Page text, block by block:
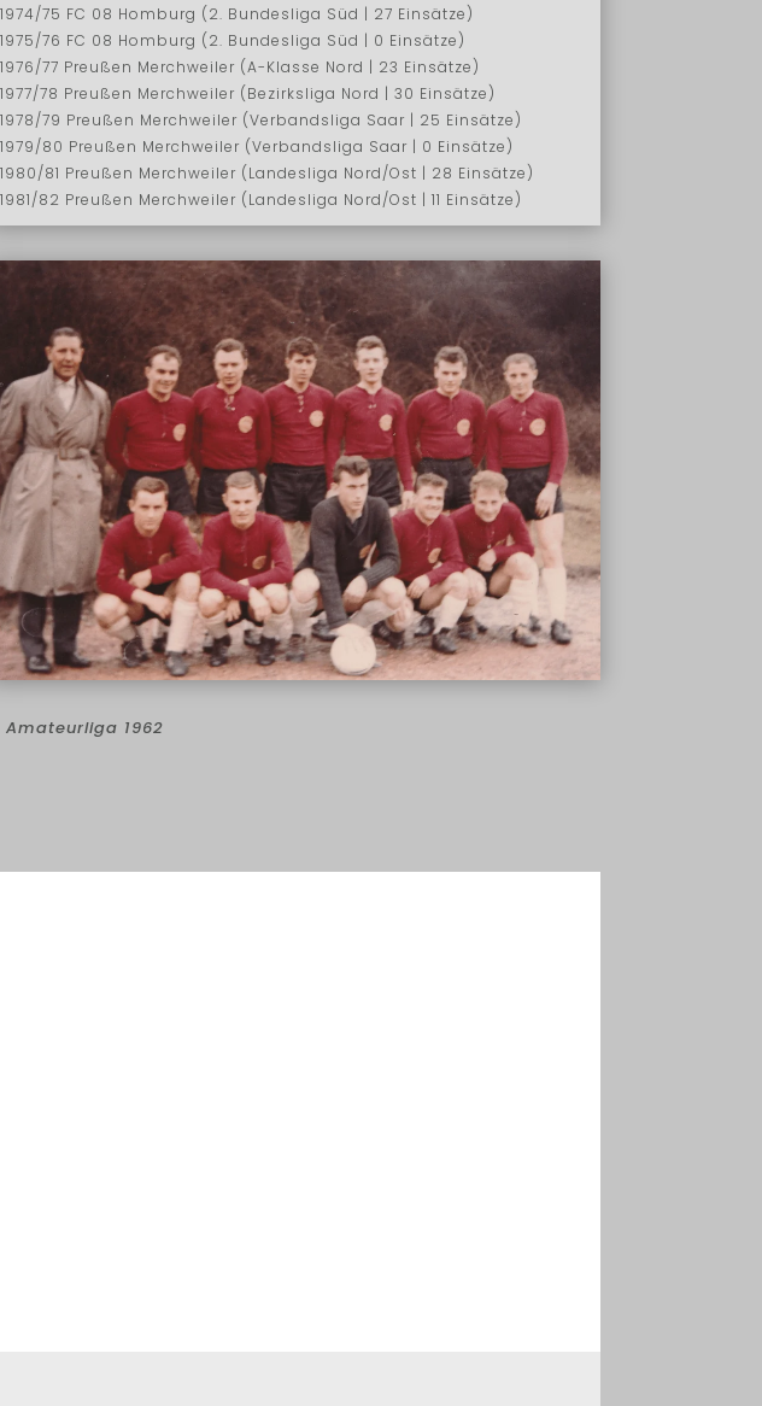
1974/75 FC 08 Homburg (2. Bundesliga Süd | 27 Einsätze)
1975/76 FC 08 Homburg (2. Bundesliga Süd | 0 Einsätze)
1976/77 Preußen Merchweiler (A-Klasse Nord | 23 Einsätze)
1977/78 Preußen Merchweiler (Bezirksliga Nord | 30 Einsätze)
1978/79 Preußen Merchweiler (Verbandsliga Saar | 25 Einsätze)
1979/80 Preußen Merchweiler (Verbandsliga Saar | 0 Einsätze)
1980/81 Preußen Merchweiler (Landesliga Nord/Ost | 28 Einsätze)
1981/82 Preußen Merchweiler (Landesliga Nord/Ost | 11 Einsätze)
Amateurliga 1962